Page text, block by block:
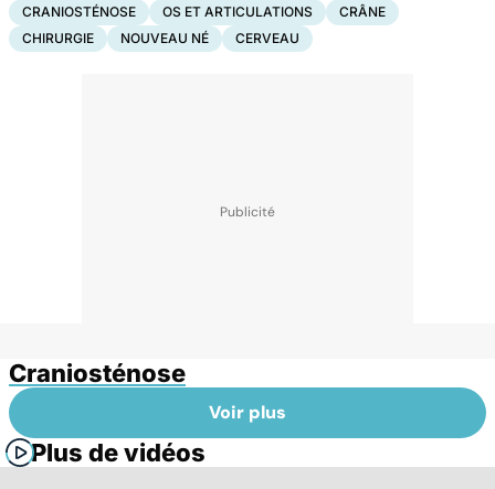
CRANIOSTÉNOSE OS ET ARTICULATIONS
CRÂNE
CHIRURGIE
NOUVEAU NÉ CERVEAU
Craniosténose
Voir plus
Plus de vidéos